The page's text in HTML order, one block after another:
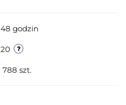
48 godzin
20
788 szt.